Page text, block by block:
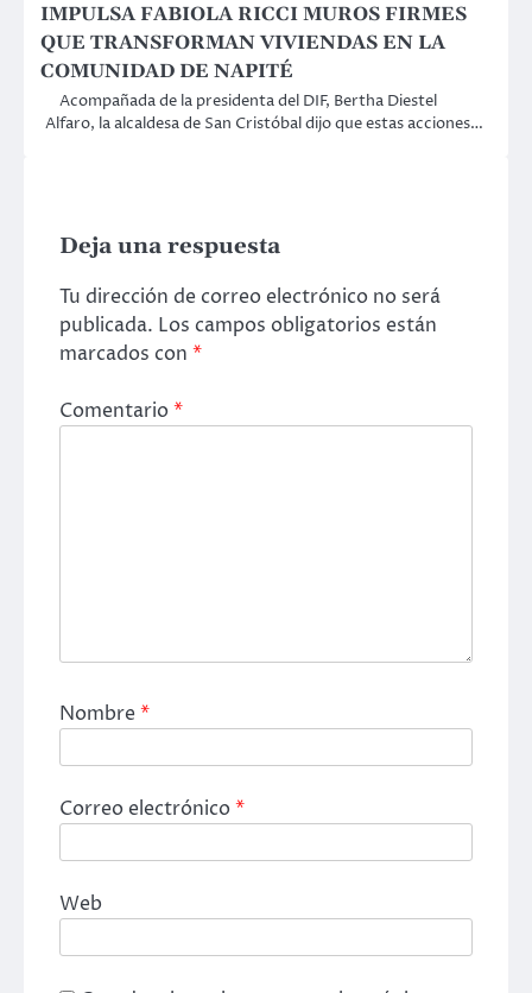
IMPULSA FABIOLA RICCI MUROS FIRMES
QUE TRANSFORMAN VIVIENDAS EN LA
COMUNIDAD DE NAPITÉ
Acompañada de la presidenta del DIF, Bertha Diestel
Alfaro, la alcaldesa de San Cristóbal dijo que estas acciones…
Deja una respuesta
Tu dirección de correo electrónico no será
publicada. Los campos obligatorios están
marcados con *
Comentario*
Nombre*
Correo electrónico*
Web